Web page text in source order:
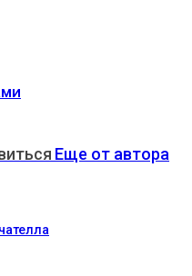
Еще от автора